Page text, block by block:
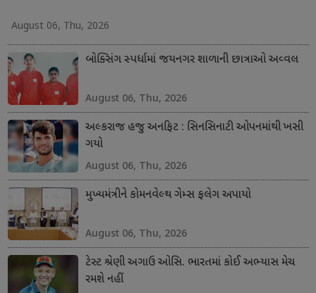
August 06, Thu, 2026
બોક્સિંગ સ્પર્ધામાં જયનગર શાળાની છાત્રાઓ અવ્વલ
August 06, Thu, 2026
અલ્કરાજ હજુ અનફિટ : સિનસિનાટી ઓપનમાંથી ખસી
ગયો
August 06, Thu, 2026
મુખ્યમંત્રીને કોમનવેલ્થ ગેમ્સ ફલેગ અપાયો
August 06, Thu, 2026
ટેસ્ટ શ્રેણી અગાઉ ઓસિ. ભારતમાં કોઈ અભ્યાસ મેચ
રમશે નહીં